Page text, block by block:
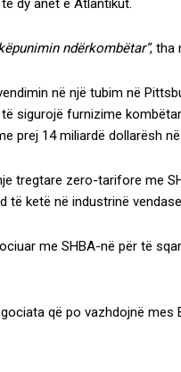
dy anët e Atlantikut.
ndërkombëtar”, tha
në një tubim në
sigurojë furnizime
prej 14 miliardë dollarësh
tregtare zero-tarifore me
të ketë në industrinë
me SHBA-në për të
që po vazhdojnë mes